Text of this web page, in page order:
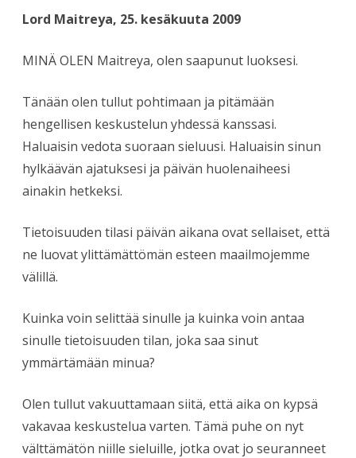
Lord Maitreya, 25. kesäkuuta 2009
MINÄ OLEN Maitreya, olen saapunut luoksesi.
Tänään olen tullut pohtimaan ja pitämään
hengellisen keskustelun yhdessä kanssasi.
Haluaisin vedota suoraan sieluusi. Haluaisin sinun
hylkäävän ajatuksesi ja päivän huolenaiheesi
ainakin hetkeksi.
Tietoisuuden tilasi päivän aikana ovat sellaiset, että
ne luovat ylittämättömän esteen maailmojemme
välillä.
Kuinka voin selittää sinulle ja kuinka voin antaa
sinulle tietoisuuden tilan, joka saa sinut
ymmärtämään minua?
Olen tullut vakuuttamaan siitä, että aika on kypsä
vakavaa keskustelua varten. Tämä puhe on nyt
välttämätön niille sieluille, jotka ovat jo seuranneet